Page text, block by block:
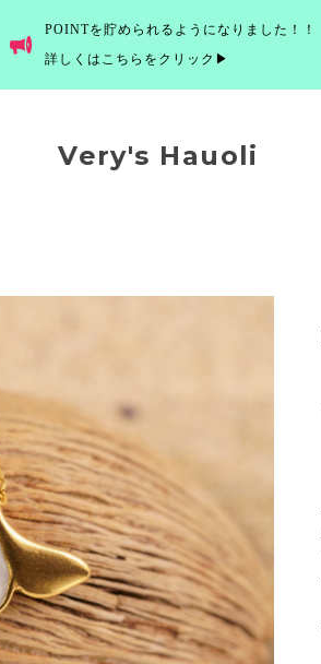
POINTを貯められるようになりました！！
詳しくはこちらをクリック▶
Very's Hauoli